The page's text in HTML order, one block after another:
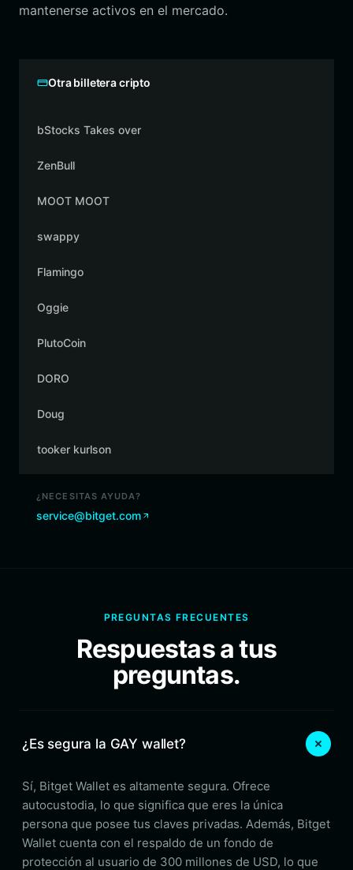
mantenerse activos en el mercado.
Otra billetera cripto
bStocks Takes over
ZenBull
MOOT MOOT
swappy
Flamingo
Oggie
PlutoCoin
DORO
Doug
tooker kurlson
¿NECESITAS AYUDA?
service@bitget.com
PREGUNTAS FRECUENTES
Respuestas a tus
preguntas.
¿Es segura la GAY wallet?
Sí, Bitget Wallet es altamente segura. Ofrece
autocustodia, lo que significa que eres la única
persona que posee tus claves privadas. Además, Bitget
Wallet cuenta con el respaldo de un fondo de
protección al usuario de 300 millones de USD, lo que